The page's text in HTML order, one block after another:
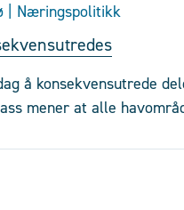
| Næringspolitikk
å konsekvensutrede
mener at alle